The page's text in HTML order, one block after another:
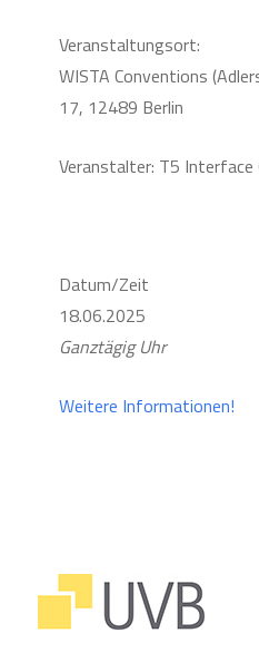
Veranstaltungsort:
WISTA Conventions
17, 12489 Berlin
Veranstalter: T5 Interface
Datum/Zeit
18.06.2025
Ganztägig Uhr
Weitere Informationen!